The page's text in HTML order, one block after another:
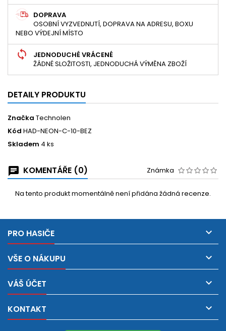
DOPRAVA
OSOBNÍ VYZVEDNUTÍ, DOPRAVA NA ADRESU, BOXU
NEBO VÝDEJNÍ MÍSTO
JEDNODUCHÉ VRÁCENÉ
ŽÁDNÉ SLOŽITOSTI, JEDNODUCHÁ VÝMĚNA ZBOŽÍ
DETAILY PRODUKTU
Značka Technolen
Kód HAD-NEON-C-10-BEZ
Skladem 4 ks
KOMENTÁŘE (0) Známka
Na tento produkt momentálně není přidána žádná recenze.
PRO HASIČE 
VŠE O NÁKUPU 
VÁŠ ÚČET 
KONTAKT 